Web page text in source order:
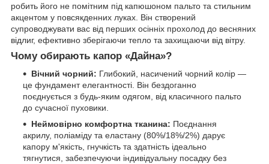
робить його не помітним під капюшоном пальто та стильним
акцентом у повсякденних луках. Він створений
супроводжувати вас від перших осінніх прохолод до весняних
відлиг, ефективно зберігаючи тепло та захищаючи від вітру.
Чому обирають капор «Дайна»?
Вічний чорний: Глибокий, насичений чорний колір —
це фундамент елегантності. Він бездоганно
поєднується з будь-яким одягом, від класичного пальто
до сучасної пуховики.
Неймовірно комфортна тканина: Поєднання
акрилу, поліаміду та еластану (80%/18%/2%) дарує
капору м'якість, гнучкість та здатність ідеально
тягнутися, забезпечуючи індивідуальну посадку без